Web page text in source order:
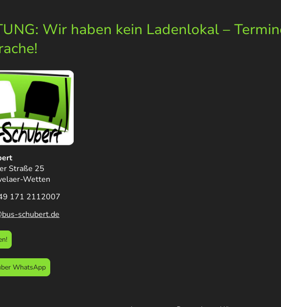
Wir haben kein Ladenlokal –
Straße 25
Wetten
171 2112007
schubert.de
WhatsApp